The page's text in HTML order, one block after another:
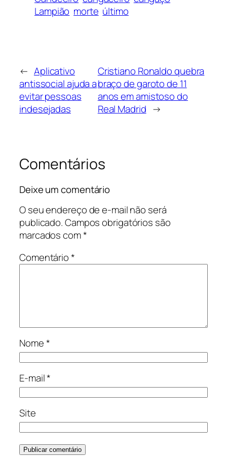
Lampião morte último
← Aplicativo
antissocial ajuda a
evitar pessoas
indesejadas
Cristiano Ronaldo quebra
braço de garoto de 11
anos em amistoso do
Real Madrid →
Comentários
Deixe um comentário
O seu endereço de e-mail não será
publicado.Campos obrigatórios são
marcados com*
Comentário*
Nome*
E-mail*
Site